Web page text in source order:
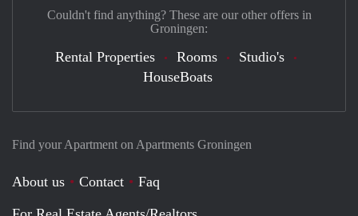
Find your Apartment on Apartments Groningen
About us Contact
Faq
Couldn't find anything? These are our other offers in
Groningen:
Rental Properties Rooms
Studio's
HouseBoats